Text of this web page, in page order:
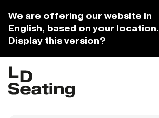
We are offering our website in
English, based on your location.
Display this version?